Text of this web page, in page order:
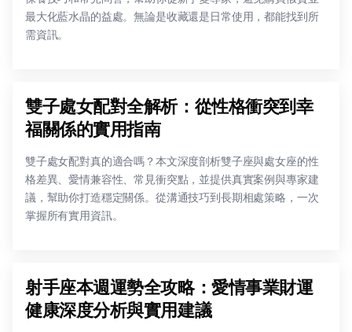
最大化藍水晶的益處。無論是收藏還是日常使用，都能找到所
需資訊。
雙子處女配對全解析：從性格衝突到幸
福關係的實用指南
雙子處女配對真的適合嗎？本文深度剖析雙子座與處女座的性
格差異、愛情兼容性、常見衝突點，並提供真實案例與專家建
議，幫助你打造穩定關係。從溝通技巧到長期相處策略，一次
掌握所有實用資訊。
射手座本週運勢全攻略：愛情事業財運
健康深度分析與實用建議